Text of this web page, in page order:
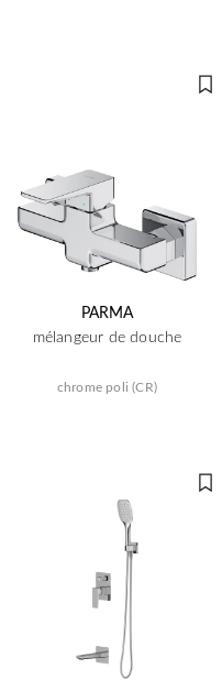
PARMA
mélangeur de douche
chrome poli (CR)